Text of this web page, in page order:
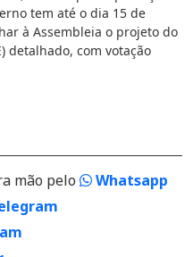
tem até o dia 15 de
à Assembleia o projeto do
detalhado, com votação
mão pelo
Whatsapp